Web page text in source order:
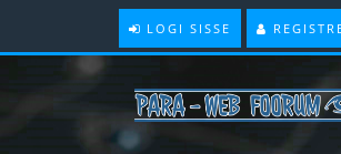
LOGI SISSE